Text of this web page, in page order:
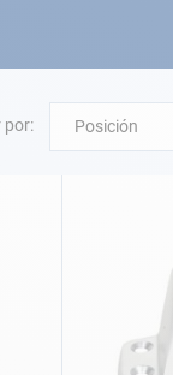
por: Posición